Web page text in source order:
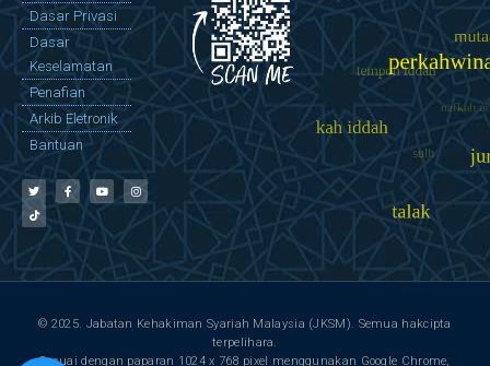
Dasar Privasi
Dasar
Keselamatan
Penafian
Arkib Eletronik
Bantuan
© 2025. Jabatan Kehakiman Syariah Malaysia (JKSM). Semua hakcipta
terpelihara.
Sesuai dengan paparan 1024 x 768 pixel menggunakan Google Chrome,